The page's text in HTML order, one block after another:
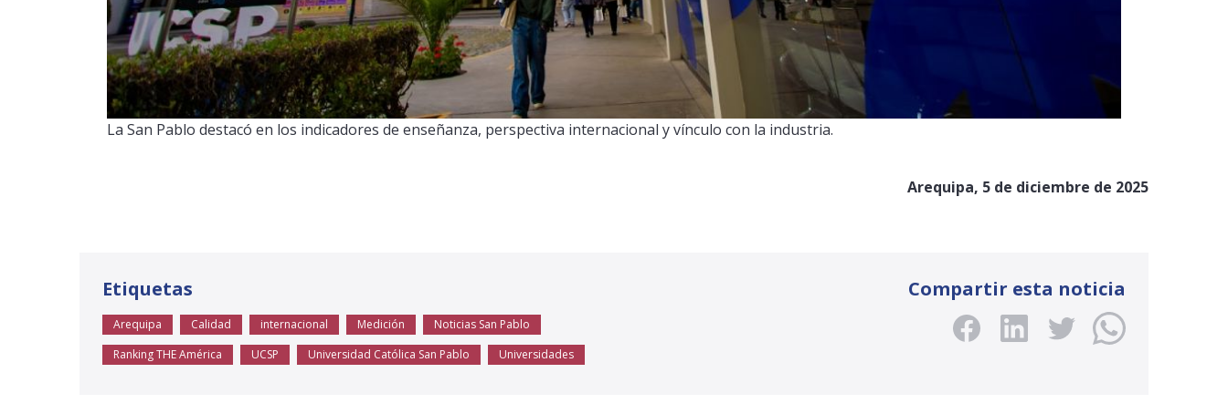
La San Pablo destacó en los indicadores de enseñanza, perspectiva internacional y vínculo con la industria.
Arequipa, 5 de diciembre de 2025
Etiquetas
Arequipa Calidad internacional Medición
Noticias San Pablo
Ranking THE América
UCSP Universidad Católica San Pablo Universidades
Compartir esta noticia